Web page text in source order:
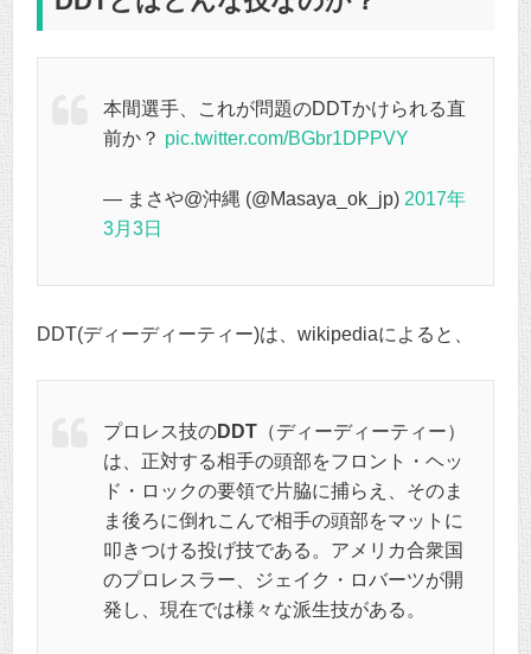
本間選手、これが問題のDDTかけられる直
前か？ pic.twitter.com/BGbr1DPPVY
— まさや@沖縄 (@Masaya_ok_jp) 2017年
3月3日
DDT(ディーディーティー)は、wikipediaによると、
プロレス技のDDT （ディーディーティー）
は、正対する相手の頭部をフロント・ヘッ
ド・ロックの要領で片脇に捕らえ、そのま
ま後ろに倒れこんで相手の頭部をマットに
叩きつける投げ技である。アメリカ合衆国
のプロレスラー、ジェイク・ロバーツが開
発し、現在では様々な派生技がある。